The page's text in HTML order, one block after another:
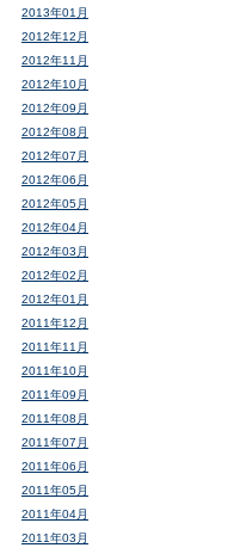
2013年01月
2012年12月
2012年11月
2012年10月
2012年09月
2012年08月
2012年07月
2012年06月
2012年05月
2012年04月
2012年03月
2012年02月
2012年01月
2011年12月
2011年11月
2011年10月
2011年09月
2011年08月
2011年07月
2011年06月
2011年05月
2011年04月
2011年03月